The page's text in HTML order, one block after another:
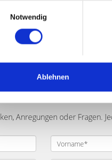
Notwendig
Ablehnen
weiter
eine Frage
Anregungen oder Fragen.